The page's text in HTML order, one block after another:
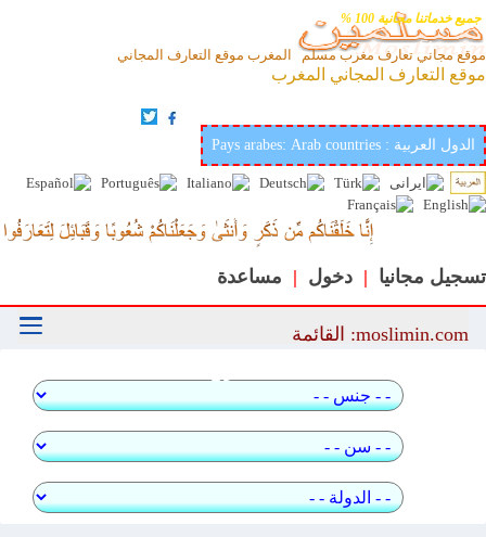
جميع خدماتنا مجانية 100 %
موقع مجاني تعارف مغرب مسلم المغرب موقع التعارف المجاني
موقع التعارف المجاني المغرب
Pays arabes: Arab countries : الدول العربية
تسجيل مجانيا | دخول | مساعدة
moslimin.com: القائمة